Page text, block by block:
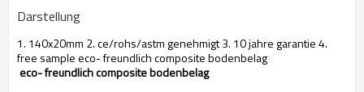
Darstellung
1. 140x20mm 2. ce/rohs/astm genehmigt 3. 10 jahre garantie 4.
free sample eco- freundlich composite bodenbelag
eco- freundlich composite bodenbelag